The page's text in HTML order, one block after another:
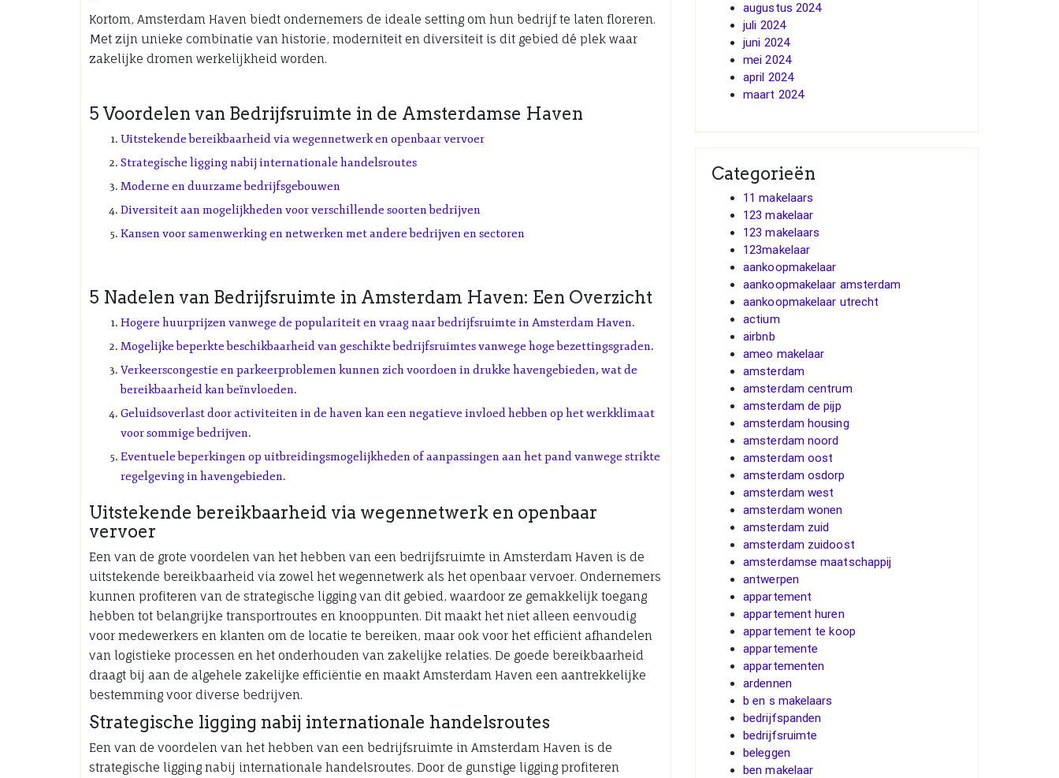
Kortom, Amsterdam Haven biedt ondernemers de ideale setting om hun bedrijf te laten floreren.
Met zijn unieke combinatie van historie, moderniteit en diversiteit is dit gebied dé plek waar
zakelijke dromen werkelijkheid worden.
5 Voordelen van Bedrijfsruimte in de Amsterdamse Haven
Uitstekende bereikbaarheid via wegennetwerk en openbaar vervoer
Strategische ligging nabij internationale handelsroutes
Moderne en duurzame bedrijfsgebouwen
Diversiteit aan mogelijkheden voor verschillende soorten bedrijven
Kansen voor samenwerking en netwerken met andere bedrijven en sectoren
5 Nadelen van Bedrijfsruimte in Amsterdam Haven: Een Overzicht
Hogere huurprijzen vanwege de populariteit en vraag naar bedrijfsruimte in Amsterdam Haven.
Mogelijke beperkte beschikbaarheid van geschikte bedrijfsruimtes vanwege hoge bezettingsgraden.
Verkeerscongestie en parkeerproblemen kunnen zich voordoen in drukke havengebieden, wat de
bereikbaarheid kan beïnvloeden.
Geluidsoverlast door activiteiten in de haven kan een negatieve invloed hebben op het werkklimaat
voor sommige bedrijven.
Eventuele beperkingen op uitbreidingsmogelijkheden of aanpassingen aan het pand vanwege strikte
regelgeving in havengebieden.
Uitstekende bereikbaarheid via wegennetwerk en openbaar
vervoer
Een van de grote voordelen van het hebben van een bedrijfsruimte in Amsterdam Haven is de
uitstekende bereikbaarheid via zowel het wegennetwerk als het openbaar vervoer. Ondernemers
kunnen profiteren van de strategische ligging van dit gebied, waardoor ze gemakkelijk toegang
hebben tot belangrijke transportroutes en knooppunten. Dit maakt het niet alleen eenvoudig
voor medewerkers en klanten om de locatie te bereiken, maar ook voor het efficiënt afhandelen
van logistieke processen en het onderhouden van zakelijke relaties. De goede bereikbaarheid
draagt bij aan de algehele zakelijke efficiëntie en maakt Amsterdam Haven een aantrekkelijke
bestemming voor diverse bedrijven.
Strategische ligging nabij internationale handelsroutes
Een van de voordelen van het hebben van een bedrijfsruimte in Amsterdam Haven is de
strategische ligging nabij internationale handelsroutes. Door de gunstige ligging profiteren
augustus 2024
juli 2024
juni 2024
mei 2024
april 2024
maart 2024
Categorieën
11 makelaars
123 makelaar
123 makelaars
123makelaar
aankoopmakelaar
aankoopmakelaar amsterdam
aankoopmakelaar utrecht
actium
airbnb
ameo makelaar
amsterdam
amsterdam centrum
amsterdam de pijp
amsterdam housing
amsterdam noord
amsterdam oost
amsterdam osdorp
amsterdam west
amsterdam wonen
amsterdam zuid
amsterdam zuidoost
amsterdamse maatschappij
antwerpen
appartement
appartement huren
appartement te koop
appartemente
appartementen
ardennen
b en s makelaars
bedrijfspanden
bedrijfsruimte
beleggen
ben makelaar